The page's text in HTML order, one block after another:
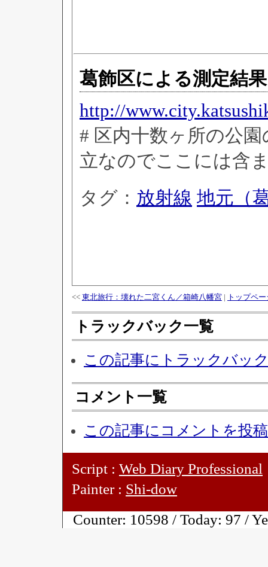
葛飾区による測定結果
http://
# 区内十数ヶ所の公
立なのでここには含
タグ： 放射線 地元（
<< 東北旅行：壊れた二宮くん／箱崎八幡宮 | トップペー
トラックバック一覧
この記事にトラックバッ
コメント一覧
この記事にコメントを投
Script : Web Diary Professional
Painter : Shi-dow
Counter: 10598 / Today: 97 /